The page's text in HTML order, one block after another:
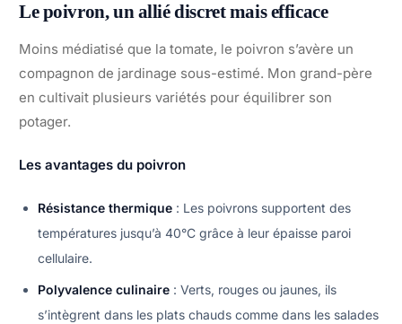
Le poivron, un allié discret mais efficace
Moins médiatisé que la tomate, le poivron s’avère un
compagnon de jardinage sous-estimé. Mon grand-père
en cultivait plusieurs variétés pour équilibrer son
potager.
Les avantages du poivron
Résistance thermique : Les poivrons supportent des
températures jusqu’à 40°C grâce à leur épaisse paroi
cellulaire.
Polyvalence culinaire : Verts, rouges ou jaunes, ils
s’intègrent dans les plats chauds comme dans les salades